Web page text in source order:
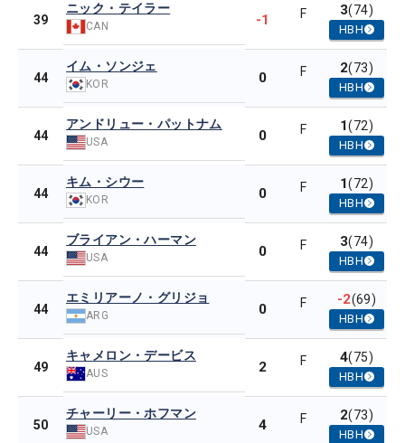
39
ニック・テイラー
CAN -1 F 3(74)
HBH
44
イム・ソンジェ
KOR 0 F 2(73)
HBH
44
アンドリュー・パットナム
USA 0 F 1(72)
HBH
44
キム・シウー
KOR 0 F 1(72)
HBH
44
ブライアン・ハーマン
USA 0 F 3(74)
HBH
44
エミリアーノ・グリジョ
ARG 0 F -2(69)
HBH
49
キャメロン・デービス
AUS 2 F 4(75)
HBH
50
チャーリー・ホフマン
USA 4 F 2(73)
HBH